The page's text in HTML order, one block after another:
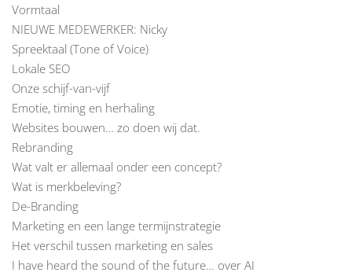
Vormtaal
NIEUWE MEDEWERKER: Nicky
Spreektaal (Tone of Voice)
Lokale SEO
Onze schijf-van-vijf
Emotie, timing en herhaling
Websites bouwen… zo doen wij dat.
Rebranding
Wat valt er allemaal onder een concept?
Wat is merkbeleving?
De-Branding
Marketing en een lange termijnstrategie
Het verschil tussen marketing en sales
I have heard the sound of the future… over AI